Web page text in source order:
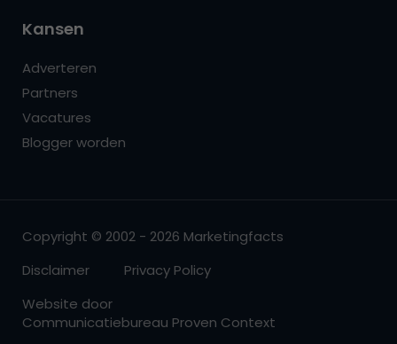
Kansen
Adverteren
Partners
Vacatures
Blogger worden
Copyright © 2002 - 2026 Marketingfacts
Disclaimer
Privacy Policy
Website door
Communicatiebureau Proven Context